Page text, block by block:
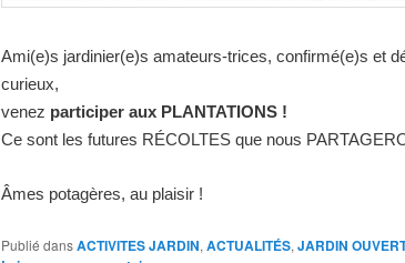
Ami(e)s jardinier(e)s amateurs-trices, confirmé(e)s et
curieux,
venez participer aux PLANTATIONS !
Ce sont les futures RÉCOLTES que nous
Âmes potagères, au plaisir !
Publié dansACTIVITES JARDIN, ACTUALITÉS, JARDIN